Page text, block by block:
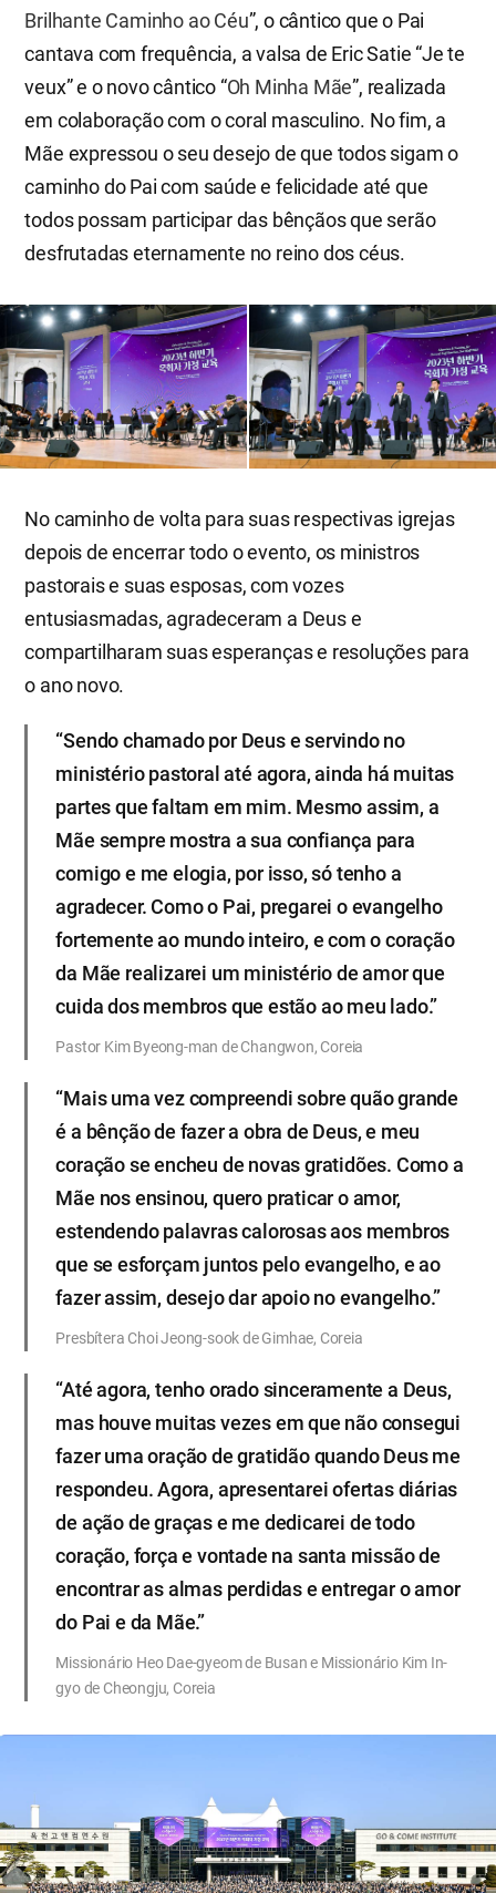
Brilhante Caminho ao Céu”, o cântico que o Pai
cantava com frequência, a valsa de Eric Satie “Je te
veux” e o novo cântico “Oh Minha Mãe”, realizada
em colaboração com o coral masculino. No fim, a
Mãe expressou o seu desejo de que todos sigam o
caminho do Pai com saúde e felicidade até que
todos possam participar das bênçãos que serão
desfrutadas eternamente no reino dos céus.
No caminho de volta para suas respectivas igrejas
depois de encerrar todo o evento, os ministros
pastorais e suas esposas, com vozes
entusiasmadas, agradeceram a Deus e
compartilharam suas esperanças e resoluções para
o ano novo.
“Sendo chamado por Deus e servindo no
ministério pastoral até agora, ainda há muitas
partes que faltam em mim. Mesmo assim, a
Mãe sempre mostra a sua confiança para
comigo e me elogia, por isso, só tenho a
agradecer. Como o Pai, pregarei o evangelho
fortemente ao mundo inteiro, e com o coração
da Mãe realizarei um ministério de amor que
cuida dos membros que estão ao meu lado.”
Pastor Kim Byeong-man de Changwon, Coreia
“Mais uma vez compreendi sobre quão grande
é a bênção de fazer a obra de Deus, e meu
coração se encheu de novas gratidões. Como a
Mãe nos ensinou, quero praticar o amor,
estendendo palavras calorosas aos membros
que se esforçam juntos pelo evangelho, e ao
fazer assim, desejo dar apoio no evangelho.”
Presbítera Choi Jeong-sook de Gimhae, Coreia
“Até agora, tenho orado sinceramente a Deus,
mas houve muitas vezes em que não consegui
fazer uma oração de gratidão quando Deus me
respondeu. Agora, apresentarei ofertas diárias
de ação de graças e me dedicarei de todo
coração, força e vontade na santa missão de
encontrar as almas perdidas e entregar o amor
do Pai e da Mãe.”
Missionário Heo Dae-gyeom de Busan e Missionário Kim In-
gyo de Cheongju, Coreia